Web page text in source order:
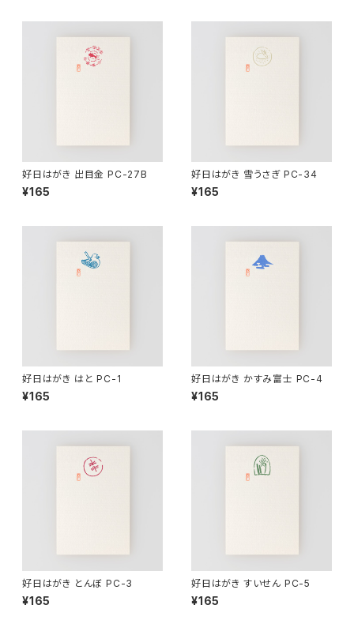
好日はがき 出目金 PC-27B
¥165
好日はがき 雪うさぎ PC-34
¥165
好日はがき はと PC-1
¥165
好日はがき かすみ富士 PC-4
¥165
好日はがき とんぼ PC-3
¥165
好日はがき すいせん PC-5
¥165